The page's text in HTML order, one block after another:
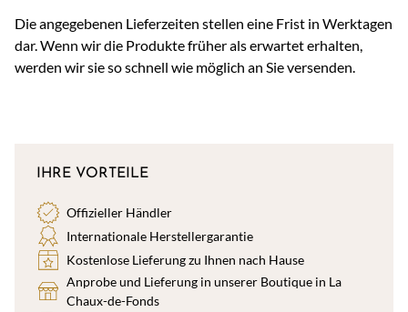
Die angegebenen Lieferzeiten stellen eine Frist in Werktagen
dar. Wenn wir die Produkte früher als erwartet erhalten,
werden wir sie so schnell wie möglich an Sie versenden.
IHRE VORTEILE
Offizieller Händler
Internationale Herstellergarantie
Kostenlose Lieferung zu Ihnen nach Hause
Anprobe und Lieferung in unserer Boutique in La
Chaux-de-Fonds